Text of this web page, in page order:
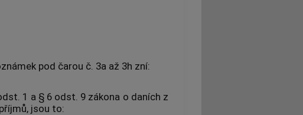
pod čarou č. 3a až 3h zní:
1 a § 6 odst. 9 zákona o daních z
jsou to: